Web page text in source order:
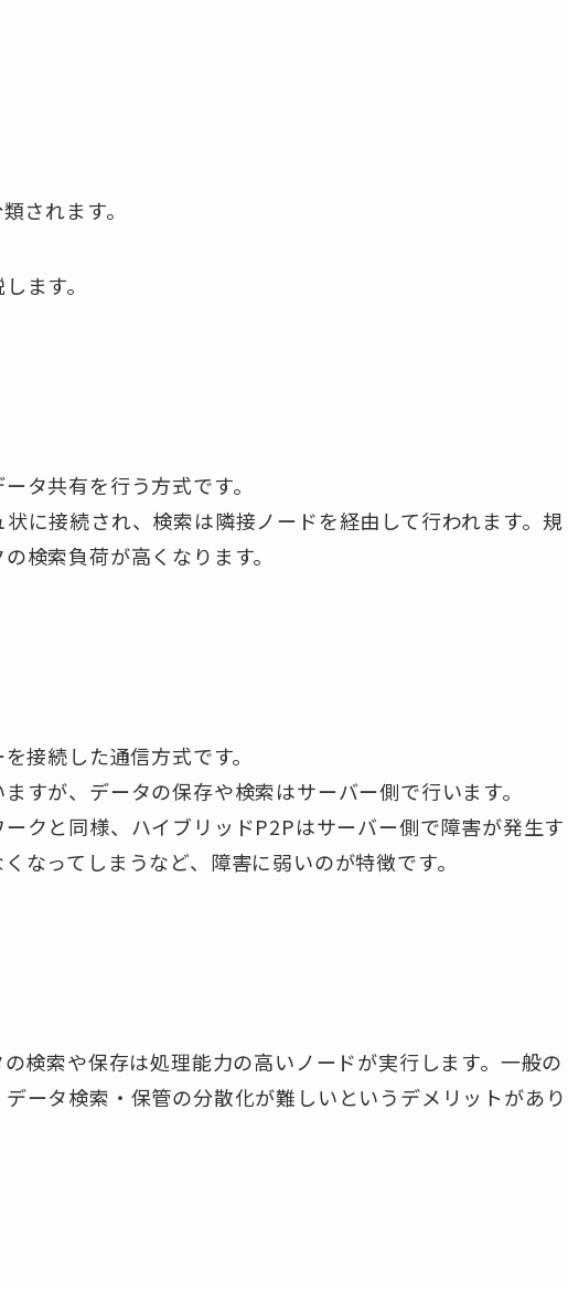
されます。
ます。
タ共有を行う方式です。
に接続され、検索は隣接ノードを経由して行われます。規
検索負荷が高くなります。
接続した通信方式です。
すが、データの保存や検索はサーバー側で行います。
クと同様、ハイブリッドP2Pはサーバー側で障害が発生す
なってしまうなど、障害に弱いのが特徴です。
検索や保存は処理能力の高いノードが実行します。一般の
ータ検索・保管の分散化が難しいというデメリットがあり